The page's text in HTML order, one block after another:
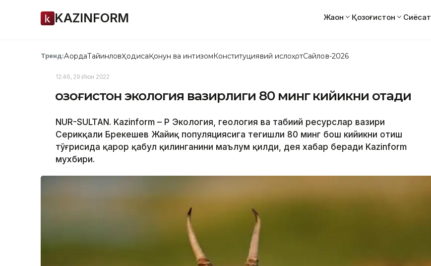
KAZINFORM Жаҳон Қозоғистон Сиёсат
Тренд:АқордаТайинловҲодисаҚонун ва интизомКонституциявий ислоҳотСайлов-2026
12:46, 29 Июн 2022
Қозоғистон экология вазирлиги 80 минг кийикни отади
NUR-SULTAN. Kazinform – ҚР Экология, геология ва табиий ресурслар вазири
Серикқали Брекешев Жайиқ популяциясига тегишли 80 минг бош кийикни отиш
тўғрисида қарор қабул қилинганини маълум қилди, дея хабар беради Kazinform
мухбири.